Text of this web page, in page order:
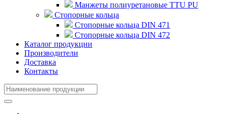
Манжеты полиуретановые TTU PU
Стопорные кольца
Стопорные кольца DIN 471
Стопорные кольца DIN 472
Каталог продукции
Производители
Доставка
Контакты